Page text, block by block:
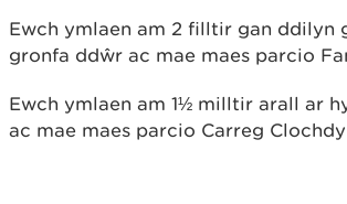
Ewch ymlaen am 2 filltir gan ddilyn
gronfa ddŵr ac mae maes parcio
Ewch ymlaen am 1½ milltir arall ar
ac mae maes parcio Carreg